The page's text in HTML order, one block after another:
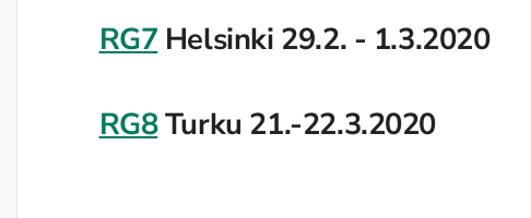
RG7 Helsinki 29.2. - 1.3.2020
RG8Turku 21.-22.3.2020